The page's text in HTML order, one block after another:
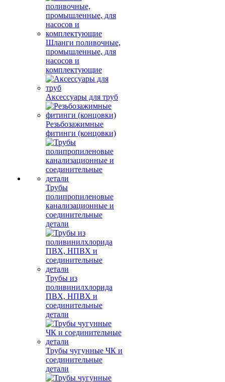
Шланги поливочные,
промышленные, для
насосов и
комплектующие
Аксессуары для труб
Резьбозажимные
фитинги (концовки)
Трубы
полипропиленовые
канализационные и
соединительные
детали
Трубы из
поливинилхлорида
ПВХ, НПВХ и
соединительные
детали
Трубы чугунные ЧК и
соединительные
детали